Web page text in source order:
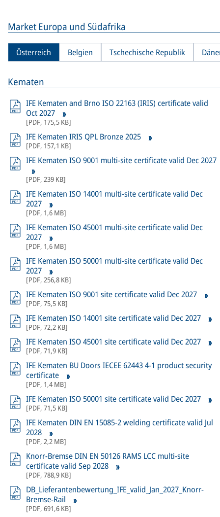
Market Europa und Südafrika
Österreich Belgien Tschechische Republik
Kematen
IFE Kematen and Brno ISO 22163 (IRIS) certificate valid
Oct 2027
[PDF, 175,5 KB]
IFE Kematen IRIS QPL Bronze 2025
[PDF, 157,1 KB]
IFE Kematen ISO 9001 multi-site certificate valid Dec 2027
[PDF, 239 KB]
IFE Kematen ISO 14001 multi-site certificate valid Dec
2027
[PDF, 1,6 MB]
IFE Kematen ISO 45001 multi-site certificate valid Dec
2027
[PDF, 1,6 MB]
IFE Kematen ISO 50001 multi-site certificate valid Dec
2027
[PDF, 256,8 KB]
IFE Kematen ISO 9001 site certificate valid Dec 2027
[PDF, 75,5 KB]
IFE Kematen ISO 14001 site certificate valid Dec 2027
[PDF, 72,2 KB]
IFE Kematen ISO 45001 site certificate valid Dec 2027
[PDF, 71,9 KB]
IFE Kematen BU Doors IECEE 62443 4-1 product security
certificate
[PDF, 1,4 MB]
IFE Kematen ISO 50001 site certificate valid Dec 2027
[PDF, 71,5 KB]
IFE Kematen DIN EN 15085-2 welding certificate valid Jul
2028
[PDF, 2,2 MB]
Knorr-Bremse DIN EN 50126 RAMS LCC multi-site
certificate valid Sep 2028
[PDF, 788,9 KB]
DB_Lieferantenbewertung_IFE_valid_Jan_2027_Knorr-
Bremse-Rail
[PDF, 691,6 KB]